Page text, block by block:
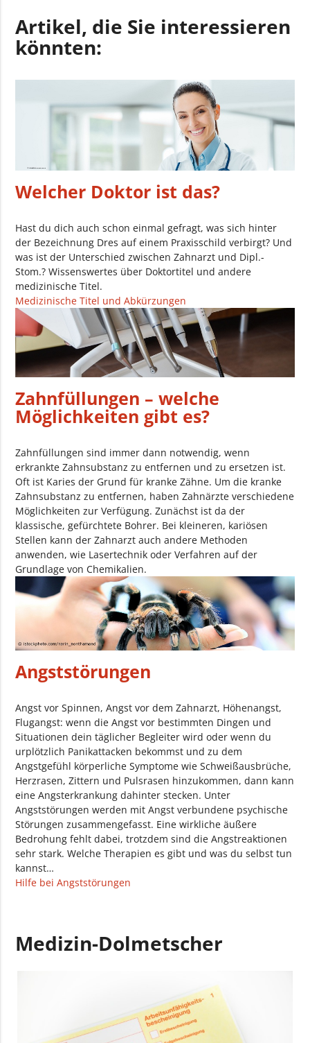
Artikel, die Sie interessieren
könnten:
Welcher Doktor ist das?
Hast du dich auch schon einmal gefragt, was sich hinter
der Bezeichnung Dres auf einem Praxisschild verbirgt? Und
was ist der Unterschied zwischen Zahnarzt und Dipl.-
Stom.? Wissenswertes über Doktortitel und andere
medizinische Titel.
Medizinische Titel und Abkürzungen
Zahnfüllungen – welche
Möglichkeiten gibt es?
Zahnfüllungen sind immer dann notwendig, wenn
erkrankte Zahnsubstanz zu entfernen und zu ersetzen ist.
Oft ist Karies der Grund für kranke Zähne. Um die kranke
Zahnsubstanz zu entfernen, haben Zahnärzte verschiedene
Möglichkeiten zur Verfügung. Zunächst ist da der
klassische, gefürchtete Bohrer. Bei kleineren, kariösen
Stellen kann der Zahnarzt auch andere Methoden
anwenden, wie Lasertechnik oder Verfahren auf der
Grundlage von Chemikalien.
Angststörungen
Angst vor Spinnen, Angst vor dem Zahnarzt, Höhenangst,
Flugangst: wenn die Angst vor bestimmten Dingen und
Situationen dein täglicher Begleiter wird oder wenn du
urplötzlich Panikattacken bekommst und zu dem
Angstgefühl körperliche Symptome wie Schweißausbrüche,
Herzrasen, Zittern und Pulsrasen hinzukommen, dann kann
eine Angsterkrankung dahinter stecken. Unter
Angststörungen werden mit Angst verbundene psychische
Störungen zusammengefasst. Eine wirkliche äußere
Bedrohung fehlt dabei, trotzdem sind die Angstreaktionen
sehr stark. Welche Therapien es gibt und was du selbst tun
kannst…
Hilfe bei Angststörungen
Medizin-Dolmetscher